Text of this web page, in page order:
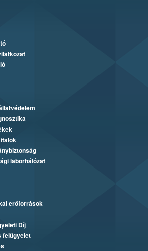
laborhálózat
erőforrások
Díj
felügyelet